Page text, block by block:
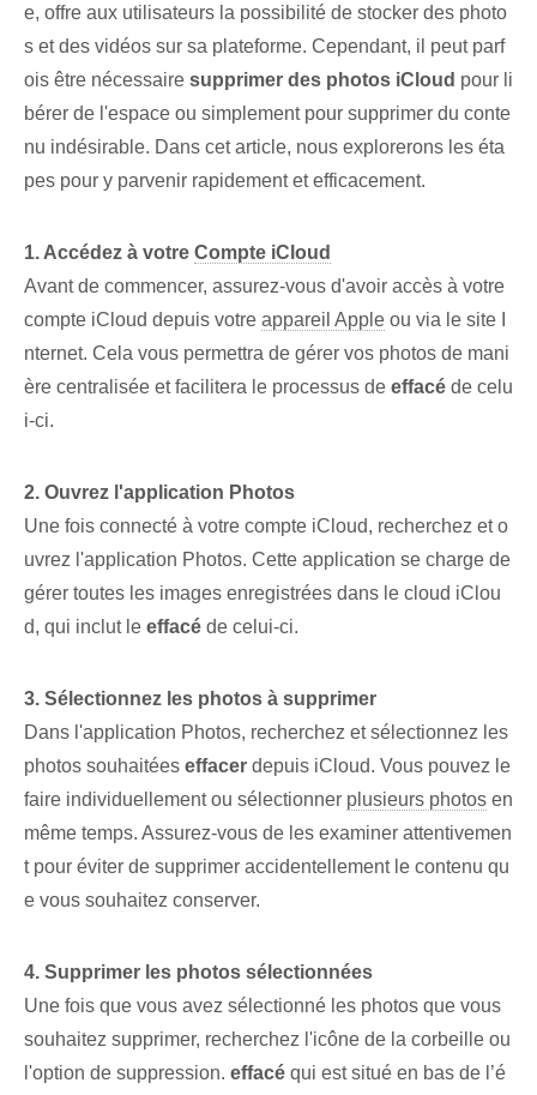
e, offre aux utilisateurs la possibilité de stocker des photo
s et des vidéos sur sa plateforme. Cependant, il peut parf
ois être nécessaire supprimer des photos iCloud pour li
bérer de l'espace ou simplement pour supprimer du conte
nu indésirable. Dans cet article, nous explorerons les éta
pes pour y parvenir rapidement et efficacement.
1. Accédez à votre Compte iCloud
Avant de commencer, assurez-vous d'avoir accès à votre
compte iCloud depuis votre appareil Apple ou via le site I
nternet. Cela vous permettra de gérer vos photos de mani
ère centralisée et facilitera le processus de effacé de celu
i-ci.
2. Ouvrez l'application Photos
Une fois connecté à votre compte iCloud, recherchez et o
uvrez l'application Photos. Cette application se charge de
gérer toutes les images enregistrées dans le cloud iClou
d, qui inclut le effacé de celui-ci.
3. Sélectionnez les photos à supprimer
Dans l'application Photos, recherchez et sélectionnez les
photos souhaitées effacer depuis iCloud. Vous pouvez le
faire individuellement ou sélectionner plusieurs photos en
même temps. Assurez-vous de les examiner attentivemen
t pour éviter de supprimer accidentellement le contenu qu
e vous souhaitez conserver.
4. Supprimer les photos sélectionnées
Une fois que vous avez sélectionné les photos que vous
souhaitez supprimer, recherchez l'icône de la corbeille ou
l'option de suppression. effacé qui est situé en bas de l’é